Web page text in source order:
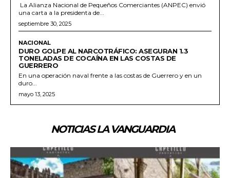
La Alianza Nacional de Pequeños Comerciantes (ANPEC) envió
una carta a la presidenta de...
septiembre 30, 2025
NACIONAL
DURO GOLPE AL NARCOTRÁFICO: ASEGURAN 1.3
TONELADAS DE COCAÍNA EN LAS COSTAS DE
GUERRERO
En una operación naval frente a las costas de Guerrero y en un
duro...
mayo 13, 2025
NOTICIAS LA VANGUARDIA